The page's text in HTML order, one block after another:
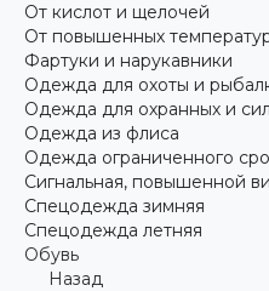
От кислот и щелочей
От повышенных
Фартуки и нарукавники
Одежда для охоты и
Одежда для охранных и
Одежда из флиса
Одежда ограниченного
Сигнальная, повышенной
Спецодежда зимняя
Спецодежда летняя
Обувь
Назад